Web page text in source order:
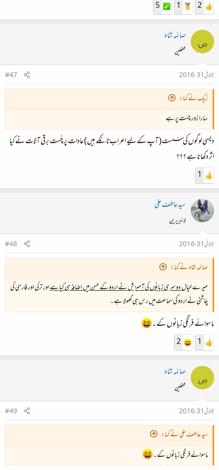
2
1
5
ص صائمہ شاہ
محفلین
جولائی 31، 2016
#47
زیک نے کہا:
سارا زور چست پر ہے
دیسی لوگوں کی سُست ( آپ کے لیے اعراب ٹانکے ہیں ) عادات پر چُست برقی آلات نے کیا
اثر دکھانا ہے ؟؟؟
1
سید عاطف علی
لائبریرین
جولائی 31، 2016
#48
صائمہ شاہ نے کہا:
میرے خیالدوسری زبانوں کی آمیزش نے اردو کے حسن میں اضافہ ہی کیا ہےاور ترکی اور فارسی کی
چاشنی نے اردو کی سماعت میں رس ہی گھولا ہے ۔
ماسوائے فرنگی زبانوں کے ۔
1
2
ص صائمہ شاہ
محفلین
جولائی 31، 2016
#49
سید عاطف علی نے کہا:
ماسوائے فرنگی زبانوں کے ۔